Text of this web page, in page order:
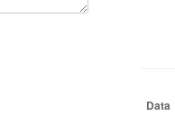
Data